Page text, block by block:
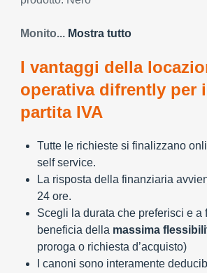
Monito... Mostra tutto
I vantaggi della
operativa difrently per
partita IVA
Tutte le richieste si finalizzano
self service.
La risposta della finanziaria
24 ore.
Scegli la durata che preferisci e a
beneficia della massima
proroga o richiesta d’acquisto)
I canoni sono interamente